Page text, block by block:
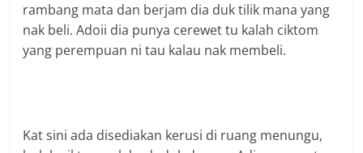
rambang mata dan berjam dia duk tilik mana yang
nak beli. Adoii dia punya cerewet tu kalah ciktom
yang perempuan ni tau kalau nak membeli.
Kat sini ada disediakan kerusi di ruang menungu,